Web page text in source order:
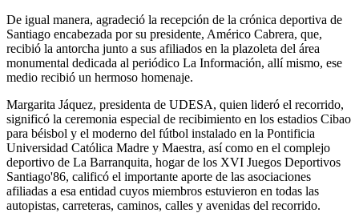
De igual manera, agradeció la recepción de la crónica deportiva de
Santiago encabezada por su presidente, Américo Cabrera, que,
recibió la antorcha junto a sus afiliados en la plazoleta del área
monumental dedicada al periódico La Información, allí mismo, ese
medio recibió un hermoso homenaje.
Margarita Jáquez, presidenta de UDESA, quien lideró el recorrido,
significó la ceremonia especial de recibimiento en los estadios Cibao
para béisbol y el moderno del fútbol instalado en la Pontificia
Universidad Católica Madre y Maestra, así como en el complejo
deportivo de La Barranquita, hogar de los XVI Juegos Deportivos
Santiago'86, calificó el importante aporte de las asociaciones
afiliadas a esa entidad cuyos miembros estuvieron en todas las
autopistas, carreteras, caminos, calles y avenidas del recorrido.